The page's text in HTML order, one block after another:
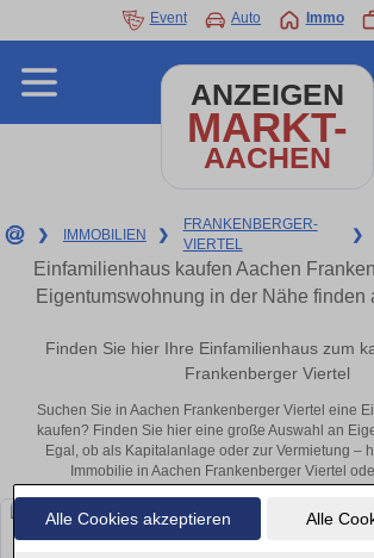
Alle Cookies akzeptieren Alle
Event Auto Immo
ANZEIGEN
MARKT-
AACHEN
❯ IMMOBILIEN ❯
FRANKENBERGER-
VIERTEL
❯
Einfamilienhaus kaufen Aachen
Eigentumswohnung in der Nähe finden
Finden Sie hier Ihre Einfamilienhaus zum
Frankenberger Viertel
Suchen Sie in Aachen Frankenberger Viertel eine
kaufen? Finden Sie hier eine große Auswahl an
Egal, ob als Kapitalanlage oder zur Vermietung –
Immobilie in Aachen Frankenberger Viertel